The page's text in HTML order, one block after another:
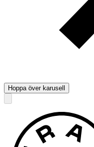
Hoppa över karusell